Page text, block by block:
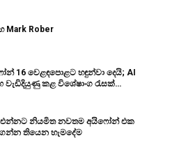
Mark Rober
16 වෙළඳපොළට හඳුන්වා දෙයි; AI
කළ විශේෂාංග රැසක්…
එන්නට නියමිත නවතම අයිෆෝන් එක
තියෙන හැමදේම